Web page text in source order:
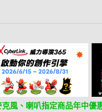
風、喇叭指定商品年中優